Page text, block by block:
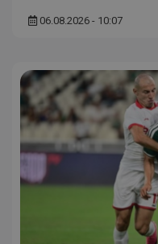
06.08.2026 - 10:07